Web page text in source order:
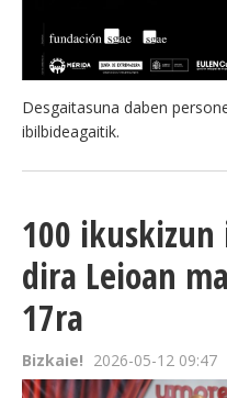
Desgaitasuna daben
ibilbideagaitik.
100
dira Leioan
17ra
Bizkaie! 2026-05-12 09:47